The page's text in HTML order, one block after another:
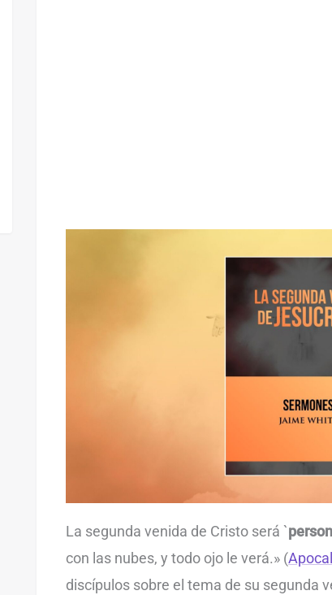
La segunda venida de Cristo será `
con las nubes, y todo ojo le verá.» (
discípulos sobre el tema de su segunda